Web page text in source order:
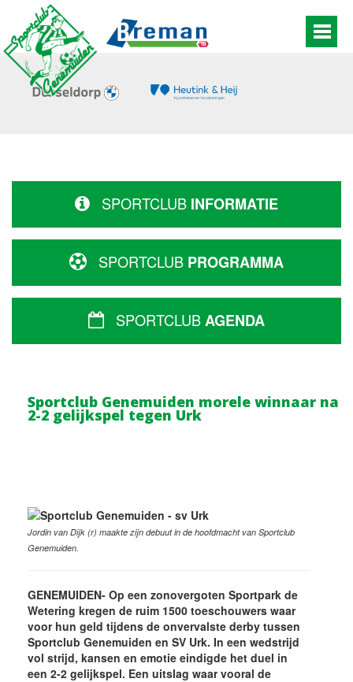
SPORTCLUB INFORMATIE
SPORTCLUB PROGRAMMA
SPORTCLUBAGENDA
Sportclub Genemuiden morele winnaar na
2-2 gelijkspel tegen Urk
Jordin van Dijk (r) maakte zijn debuut in de hoofdmacht van Sportclub
Genemuiden.
GENEMUIDEN- Op een zonovergoten Sportpark de
Wetering kregen de ruim 1500 toeschouwers waar
voor hun geld tijdens de onvervalste derby tussen
Sportclub Genemuiden en SV Urk. In een wedstrijd
vol strijd, kansen en emotie eindigde het duel in
een 2-2 gelijkspel. Een uitslag waar vooral de